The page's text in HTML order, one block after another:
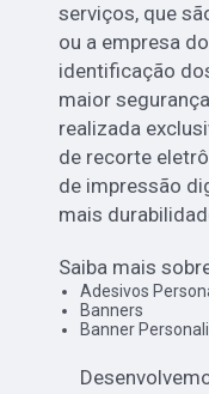
serviços, que
ou a empresa
identificação
maior
realizada
de recorte
de impressão
mais
Saiba mais
Adesivos
Banners
Banner